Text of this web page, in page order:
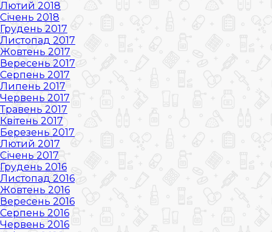
Лютий 2018
Січень 2018
Грудень 2017
Листопад 2017
Жовтень 2017
Вересень 2017
Серпень 2017
Липень 2017
Червень 2017
Травень 2017
Квітень 2017
Березень 2017
Лютий 2017
Січень 2017
Грудень 2016
Листопад 2016
Жовтень 2016
Вересень 2016
Серпень 2016
Червень 2016